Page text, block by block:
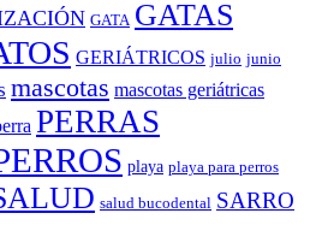
GATA GATAS
GERIÁTRICOS julio junio
mascotas mascotas geriátricas
PERRAS
playa playa para perros
salud bucodental SARRO